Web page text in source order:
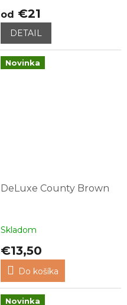
od €21
DETAIL
Novinka
DeLuxe County Brown
Skladom
€13,50
Do košíka
Novinka